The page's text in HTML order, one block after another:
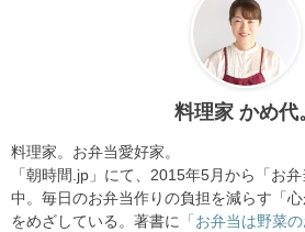
料理家 かめ代
料理家。お弁当愛好家。
「朝時間.jp」にて、2015年5月から「お
中。毎日のお弁当作りの負担を減らす「
をめざしている。著書に 「お弁当は野菜